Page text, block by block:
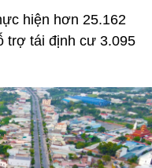
hiện hơn 25.162
trợ tái định cư 3.095